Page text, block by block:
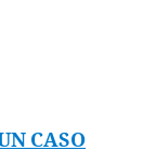
CASO